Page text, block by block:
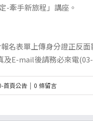
-牽手新旅程」講座。
名表單上傳身分證正
E-mail後請務必來電(03-
首頁公告 | 0 條留言